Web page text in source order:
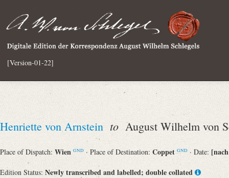
[Version-01-22]
Henriette von Arnstein to August Wilhelm von
Place of Dispatch: Wien GND · Place of Destination: CoppetGND · Date:
Edition Status: Newly transcribed and labelled; double collated